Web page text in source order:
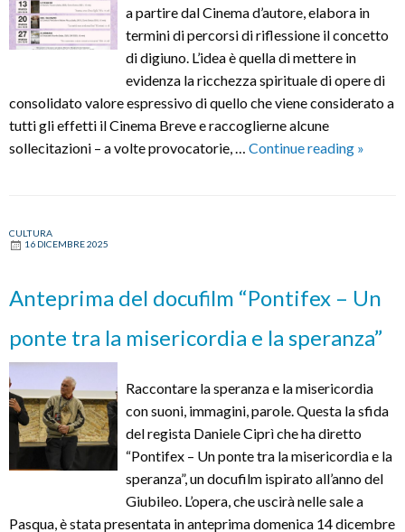
a partire dal Cinema d’autore, elabora in
termini di percorsi di riflessione il concetto
di digiuno. L’idea è quella di mettere in
evidenza la ricchezza spirituale di opere di
consolidato valore espressivo di quello che viene considerato a
tutti gli effetti il Cinema Breve e raccoglierne alcune
sollecitazioni – a volte provocatorie, … Continue reading In
»
CULTURA
16 DICEMBRE 2025
Anteprima del docufilm “Pontifex – Un
ponte tra la misericordia e la speranza”
Raccontare la speranza e la misericordia
con suoni, immagini, parole. Questa la sfida
del regista Daniele Ciprì che ha diretto
“Pontifex – Un ponte tra la misericordia e la
speranza”, un docufilm ispirato all’anno del
Giubileo. L’opera, che uscirà nelle sale a
Pasqua, è stata presentata in anteprima domenica 14 dicembre